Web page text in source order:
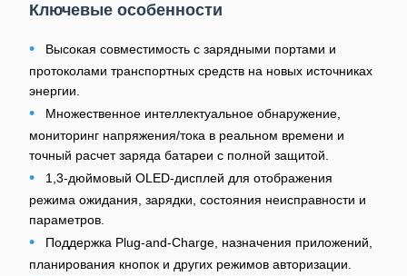
Ключевые особенности
•
Высокая совместимость с зарядными портами и
протоколами транспортных средств на новых источниках
энергии.
•
Множественное интеллектуальное обнаружение,
мониторинг напряжения/тока в реальном времени и
точный расчет заряда батареи с полной защитой.
•
1,3-дюймовый OLED-дисплей для отображения
режима ожидания, зарядки, состояния неисправности и
параметров.
•
Поддержка Plug-and-Charge, назначения приложений,
планирования кнопок и других режимов авторизации.